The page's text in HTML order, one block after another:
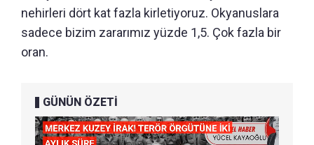
nehirleri dört kat fazla kirletiyoruz. Okyanuslara
sadece bizim zararımız yüzde 1,5. Çok fazla bir
oran.
GÜNÜN ÖZETİ